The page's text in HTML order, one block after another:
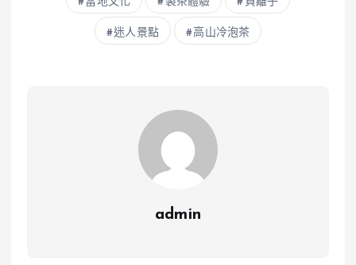
迷人景點 高山冷泡茶
admin